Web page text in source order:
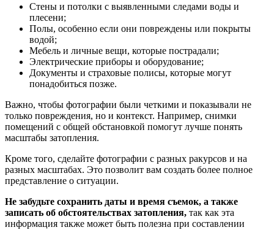
Стены и потолки с выявленными следами воды и
плесени;
Полы, особенно если они повреждены или покрыты
водой;
Мебель и личные вещи, которые пострадали;
Электрические приборы и оборудование;
Документы и страховые полисы, которые могут
понадобиться позже.
Важно, чтобы фотографии были четкими и показывали не
только повреждения, но и контекст. Например, снимки
помещений с общей обстановкой помогут лучше понять
масштабы затопления.
Кроме того, сделайте фотографии с разных ракурсов и на
разных масштабах. Это позволит вам создать более полное
представление о ситуации.
Не забудьте сохранить даты и время съемок, а также
записать об обстоятельствах затопления, так как эта
информация также может быть полезна при составлении